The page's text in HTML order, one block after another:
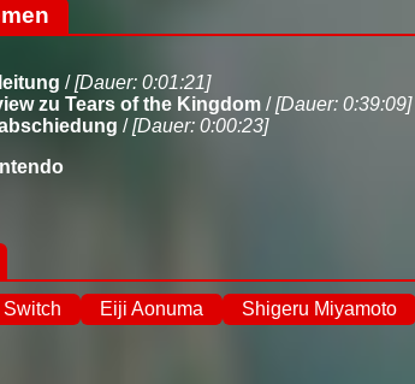
/[Dauer: 0:01:21]
zu Tears of the Kingdom /[Dauer: 0:39:09]
/[Dauer: 0:00:23]
Switch Eiji Aonuma Shigeru Miyamoto